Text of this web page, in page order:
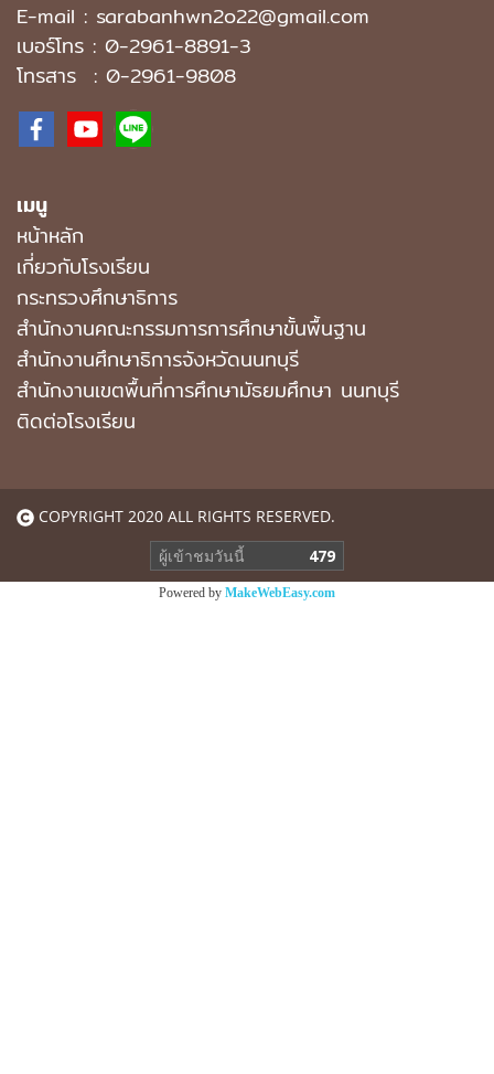
E-mail : sarabanhwn2o22@gmail.com
เบอร์โทร : 0-2961-8891-3
โทรสาร : 0-2961-9808
เมนู
หน้าหลัก
เกี่ยวกับโรงเรียน
กระทรวงศึกษาธิการ
สำนักงานคณะกรรมการการศึกษาขั้นพื้นฐาน
สำนักงานศึกษาธิการจังหวัดนนทบุรี
สํานักงานเขตพื้นที่การศึกษามัธยมศึกษา นนทบุรี
ติดต่อโรงเรียน
COPYRIGHT 2020 ALL RIGHTS RESERVED.
ผู้เข้าชมวันนี้
479
Powered by MakeWebEasy.com